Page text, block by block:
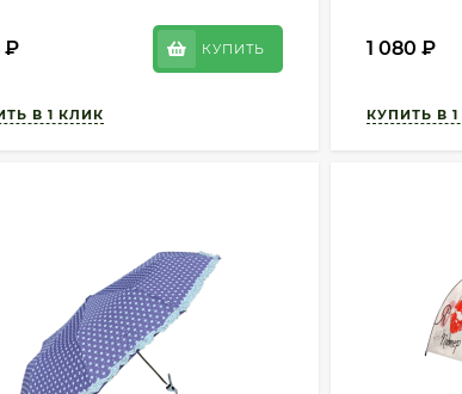
₽ КУПИТЬ 1 080₽